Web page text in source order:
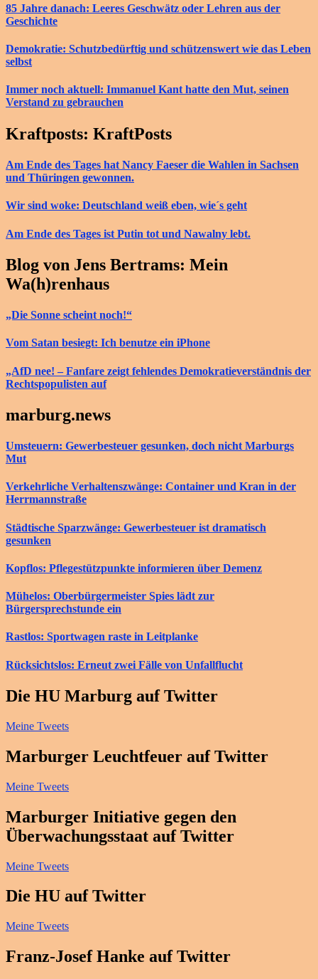
85 Jahre danach: Leeres Geschwätz oder Lehren aus der
Geschichte
Demokratie: Schutzbedürftig und schützenswert wie das Leben
selbst
Immer noch aktuell: Immanuel Kant hatte den Mut, seinen
Verstand zu gebrauchen
Kraftposts: KraftPosts
Am Ende des Tages hat Nancy Faeser die Wahlen in Sachsen
und Thüringen gewonnen.
Wir sind woke: Deutschland weiß eben, wie´s geht
Am Ende des Tages ist Putin tot und Nawalny lebt.
Blog von Jens Bertrams: Mein
Wa(h)renhaus
„Die Sonne scheint noch!“
Vom Satan besiegt: Ich benutze ein iPhone
„AfD nee! – Fanfare zeigt fehlendes Demokratieverständnis der
Rechtspopulisten auf
marburg.news
Umsteuern: Gewerbesteuer gesunken, doch nicht Marburgs
Mut
Verkehrliche Verhaltenszwänge: Container und Kran in der
Herrmannstraße
Städtische Sparzwänge: Gewerbesteuer ist dramatisch
gesunken
Kopflos: Pflegestützpunkte informieren über Demenz
Mühelos: Oberbürgermeister Spies lädt zur
Bürgersprechstunde ein
Rastlos: Sportwagen raste in Leitplanke
Rücksichtslos: Erneut zwei Fälle von Unfallflucht
Die HU Marburg auf Twitter
Meine Tweets
Marburger Leuchtfeuer auf Twitter
Meine Tweets
Marburger Initiative gegen den
Überwachungsstaat auf Twitter
Meine Tweets
Die HU auf Twitter
Meine Tweets
Franz-Josef Hanke auf Twitter